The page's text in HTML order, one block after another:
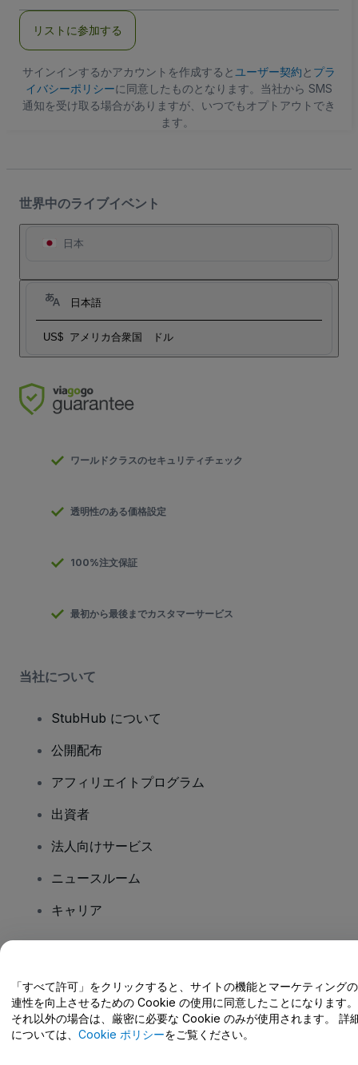
ア
ス
リストに参加する
サインインするかアカウントを作成すると ユーザー契約と プラ
イバシーポリシーに同意したものとなります。当社から SMS
通知を受け取る場合がありますが、いつでもオプトアウトでき
ます。
世界中のライブイベント
日本
日本語
US$ アメリカ合衆国 ドル
ワールドクラスのセキュリティチェック
透明性のある価格設定
100%注文保証
最初から最後までカスタマーサービス
当社について
StubHub について
公開配布
アフィリエイトプログラム
出資者
法人向けサービス
ニュースルーム
キャリア
ヘルプセンター / こちらまでご連絡下さい
「すべて許可」をクリックすると、サイトの機能とマーケティング
連性を向上させるための Cookie の使用に同意したことになります。
それ以外の場合は、厳密に必要な Cookie のみが使用されます。 詳
については、 Cookie ポリシーをご覧ください。